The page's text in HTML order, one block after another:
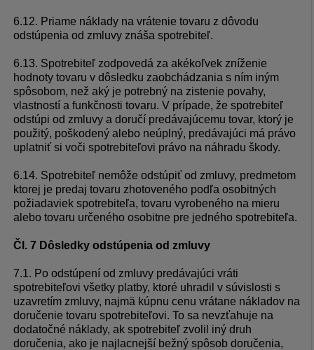
6.12. Priame náklady na vrátenie tovaru z dôvodu
odstúpenia od zmluvy znáša spotrebiteľ.
6.13. Spotrebiteľ zodpovedá za akékoľvek zníženie
hodnoty tovaru v dôsledku zaobchádzania s ním iným
spôsobom, než aký je potrebný na zistenie povahy,
vlastností a funkčnosti tovaru. V prípade, že spotrebiteľ
odstúpi od zmluvy a doručí predávajúcemu tovar, ktorý je
použitý, poškodený alebo neúplný, predávajúci má právo
uplatniť si voči spotrebiteľovi právo na náhradu škody.
6.14. Spotrebiteľ nemôže odstúpiť od zmluvy, predmetom
ktorej je predaj tovaru zhotoveného podľa osobitných
požiadaviek spotrebiteľa, tovaru vyrobeného na mieru
alebo tovaru určeného osobitne pre jedného spotrebiteľa.
Čl. 7 Dôsledky odstúpenia od zmluvy
7.1. Po odstúpení od zmluvy predávajúci vráti
spotrebiteľovi všetky platby, ktoré uhradil v súvislosti s
uzavretím zmluvy, najmä kúpnu cenu vrátane nákladov na
doručenie tovaru spotrebiteľovi. To sa nevzťahuje na
dodatočné náklady, ak spotrebiteľ zvolil iný druh
doručenia, ako je najlacnejší bežný spôsob doručenia,